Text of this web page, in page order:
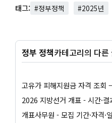
태그: #정부정책 #2025년
정부 정책카테고리의 다른